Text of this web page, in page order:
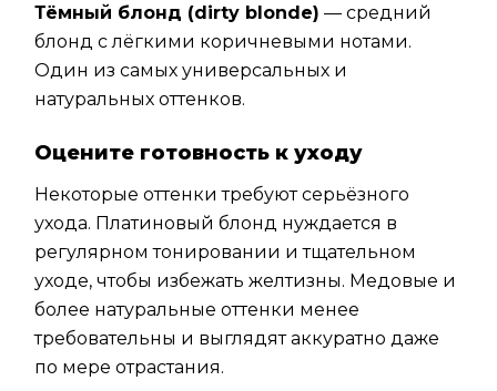
Тёмный блонд (dirty blonde) — средний
блонд с лёгкими коричневыми нотами.
Один из самых универсальных и
натуральных оттенков.
Оцените готовность к уходу
Некоторые оттенки требуют серьёзного
ухода. Платиновый блонд нуждается в
регулярном тонировании и тщательном
уходе, чтобы избежать желтизны. Медовые и
более натуральные оттенки менее
требовательны и выглядят аккуратно даже
по мере отрастания.